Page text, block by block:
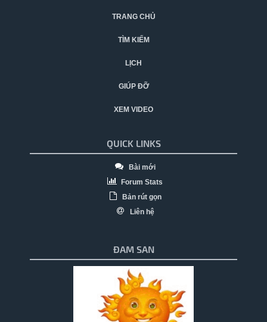
TRANG CHỦ
TÌM KIẾM
LỊCH
GIÚP ĐỠ
XEM VIDEO
QUICK LINKS
Bài mới
Forum Stats
Bản rút gọn
Liên hệ
ĐAM SAN